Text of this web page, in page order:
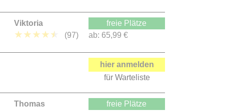
Viktoria
★★★★★ (97)
freie Plätze
ab: 65,99 €
hier anmelden
für Warteliste
Thomas
freie Plätze